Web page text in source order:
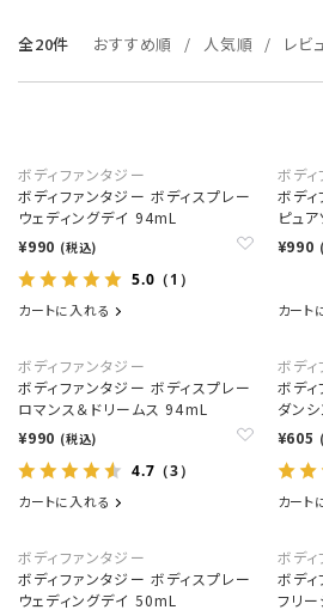
全20件 おすすめ順 人気順 レビ
ボディファンタジー
ボディファンタジー ボディスプレー
ウェディングデイ 94mL
¥990 (税込)
5.0 （1）
カートに入れる
ボディ
ボデ
ピュ
¥990
カート
ボディファンタジー
ボディファンタジー ボディスプレー
ロマンス＆ドリームス 94mL
¥990 (税込)
4.7 （3）
カートに入れる
ボディ
ボデ
ダン
¥605
カート
ボディファンタジー
ボディファンタジー ボディスプレー
ウェディングデイ 50mL
ボディ
ボデ
フリ